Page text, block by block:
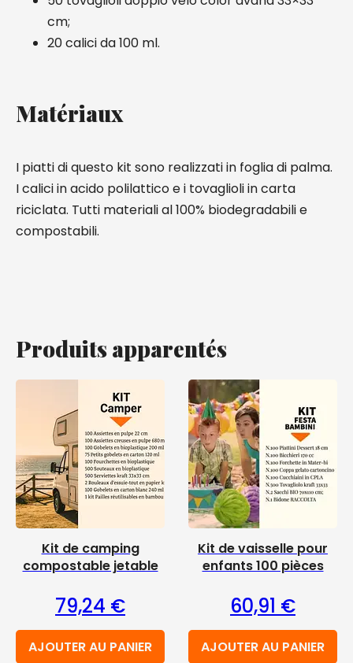
cm;
20 calici da 100 ml.
Matériaux
I piatti di questo kit sono realizzati in foglia di palma.
I calici in acido polilattico e i tovaglioli in carta
riciclata. Tutti materiali al 100% biodegradabili e
compostabili.
Produits apparentés
Kit de camping
compostable jetable
79,24 €
AJOUTER AU PANIER
Kit de vaisselle pour
enfants 100 pièces
60,91 €
AJOUTER AU PANIER